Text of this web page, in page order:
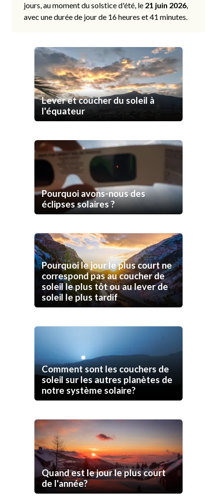
jours, au moment du solstice d'été, le 21 juin 2026,
avec une durée de jour de 16 heures et 41 minutes.
Lever et coucher du soleil à
l'équateur
Pourquoi avons-nous des
éclipses solaires ?
Pourquoi le jour le plus court ne
correspond pas au coucher de
soleil le plus tôt ou au lever de
soleil le plus tardif
Comment sont les couchers de
soleil sur les autres planètes de
notre système solaire?
Quand est le jour le plus court
de l'année?